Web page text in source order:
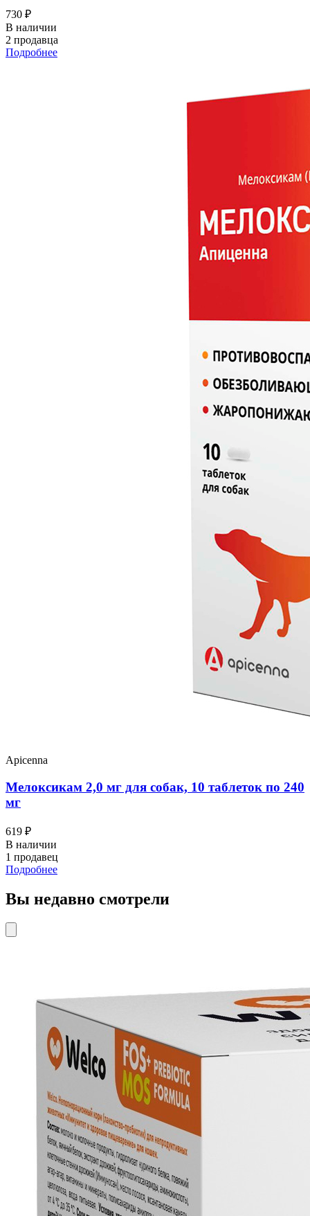
730 ₽
В наличии
2 продавца
Подробнее
Apicenna
Мелоксикам 2,0 мг для собак, 10 таблеток по 240
мг
619 ₽
В наличии
1 продавец
Подробнее
Вы недавно смотрели